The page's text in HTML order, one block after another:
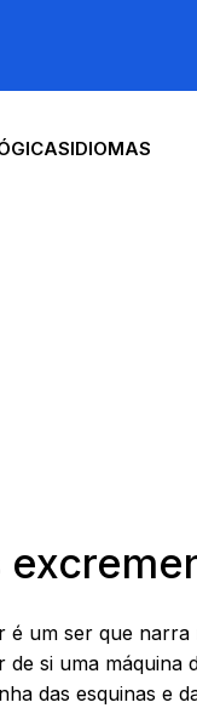
IDIOMAS
um ser que
si uma máquina
das esquinas e